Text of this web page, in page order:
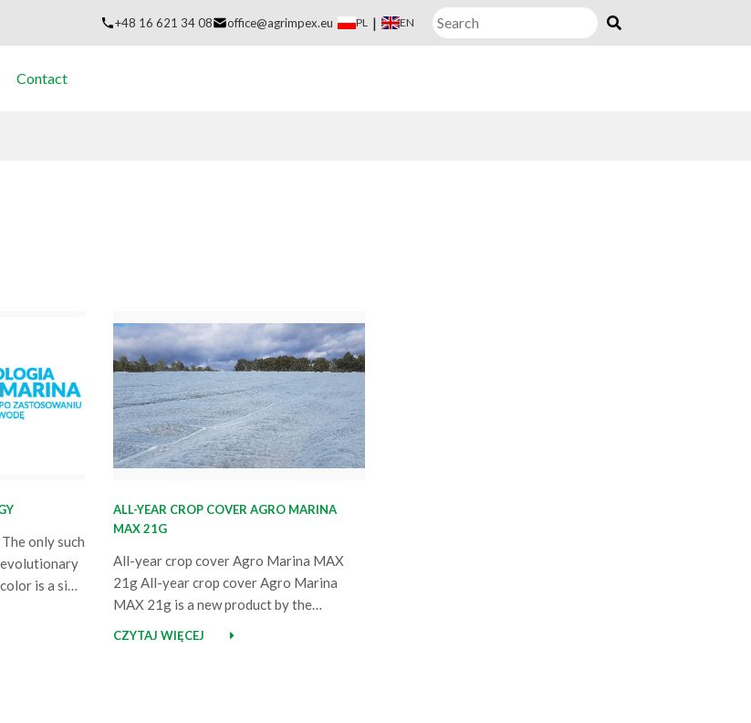
+48 16 621 34 08 office@agrimpex.eu PL | EN
Contact
only such
is a sign
the very
ALL-YEAR CROP COVER AGRO MARINA
MAX 21G
All-year crop cover Agro Marina MAX
21g All-year crop cover Agro Marina
MAX 21g is a new product by the
Marina technology – an innovative
CZYTAJ WIĘCEJ